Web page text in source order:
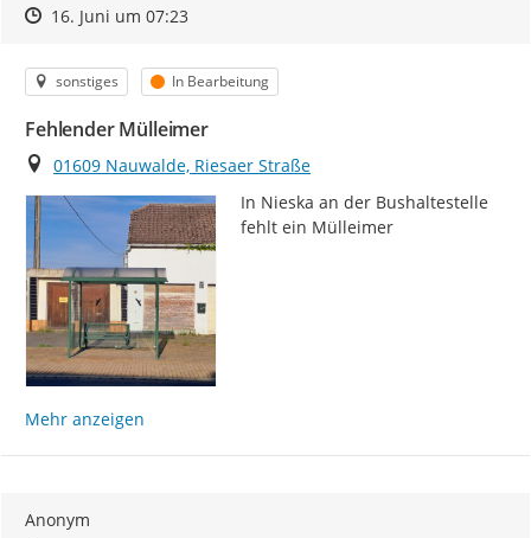
Zeitpunkt des Erstellens
Zeitpunkt des Erstellens
16. Juni um 07:23Zur Äußerung
Kategorie
sonstiges Status
In Bearbeitung
Fehlender Mülleimer
Ort
01609 Nauwalde, Riesaer Straße
In Nieska an der Bushaltestelle
fehlt ein Mülleimer
Mehr anzeigen
Anonym